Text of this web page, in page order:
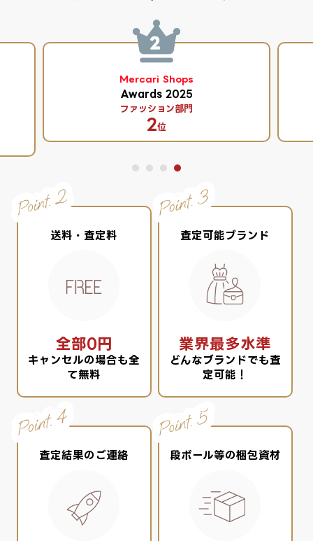
Mercari Shops
Awards 2025
ファッション部門
2位
送料・査定料
全部0円
キャンセルの場合も全
て無料
査定可能ブランド
業界最多水準
どんなブランドでも査
定可能！
査定結果のご連絡 段ボール等の梱包資材